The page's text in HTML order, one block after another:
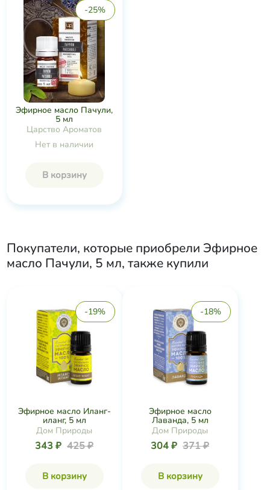
-25%
Эфирное масло Пачули,
5 мл
Царство Ароматов
Нет в наличии
В корзину
Покупатели, которые приобрели Эфирное
масло Пачули, 5 мл, также купили
-19%
Эфирное масло Иланг-
иланг, 5 мл
Дом Природы
343 ₽ 425 ₽
В корзину
-18%
Эфирное масло
Лаванда, 5 мл
Дом Природы
304 ₽ 371 ₽
В корзину